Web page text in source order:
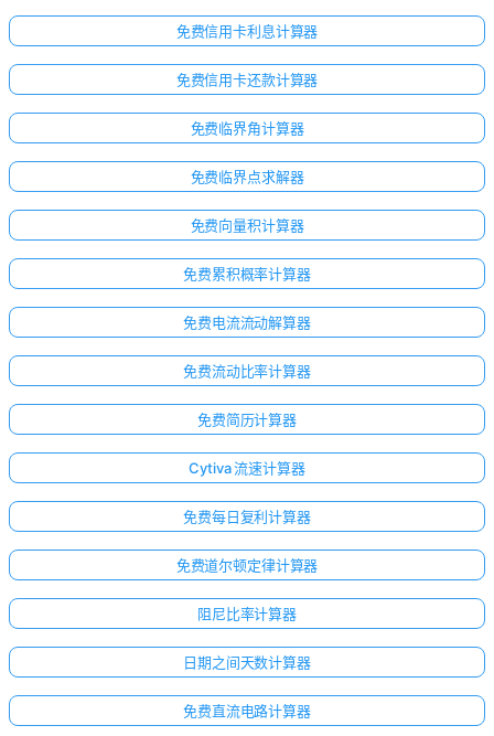
免费信用卡利息计算器
免费信用卡还款计算器
免费临界角计算器
免费临界点求解器
免费向量积计算器
免费累积概率计算器
免费电流流动解算器
免费流动比率计算器
免费简历计算器
Cytiva 流速计算器
免费每日复利计算器
免费道尔顿定律计算器
阻尼比率计算器
日期之间天数计算器
免费直流电路计算器